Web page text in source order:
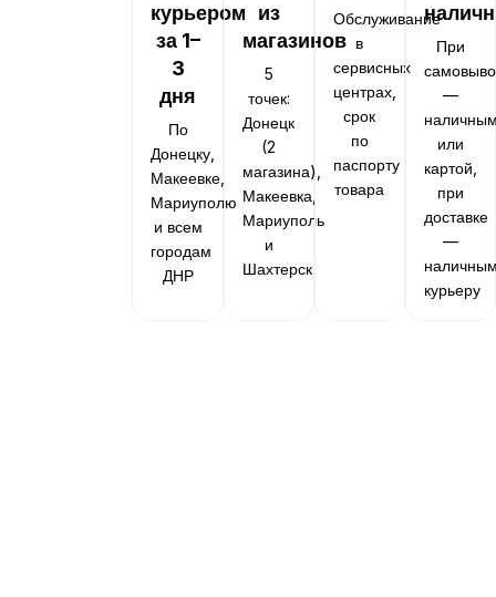
курьером
за 1–
3
дня
По
Донецку,
Макеевке,
Мариуполю
и всем
городам
ДНР
из
магазинов
5
точек:
Донецк
(2
магазина),
Макеевка,
Мариуполь
и
Шахтерск
Обслуживание
в
сервисных
центрах,
срок
по
паспорту
товара
При
—
или
картой,
при
доставке
—
курьеру